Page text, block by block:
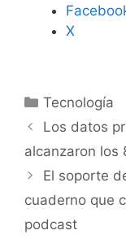
X
C
a
e
g
o
r
Tecnología
Los datos
alcanzaron los
El soporte
cuaderno que
podcast